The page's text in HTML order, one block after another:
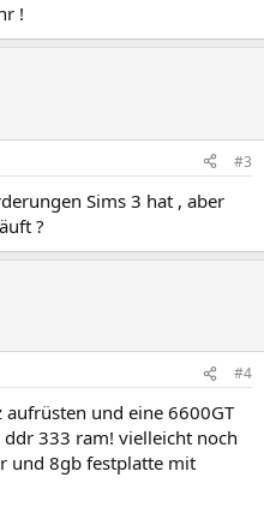
!
#3
Sims 3 hat , aber
?
#4
und eine 6600GT
333 ram! vielleicht noch
und 8gb festplatte mit